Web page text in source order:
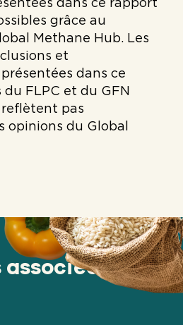
dans ce rapport
grâce au
Methane Hub. Les
et
dans ce
FLPC et du GFN
pas
opinions du Global
associées